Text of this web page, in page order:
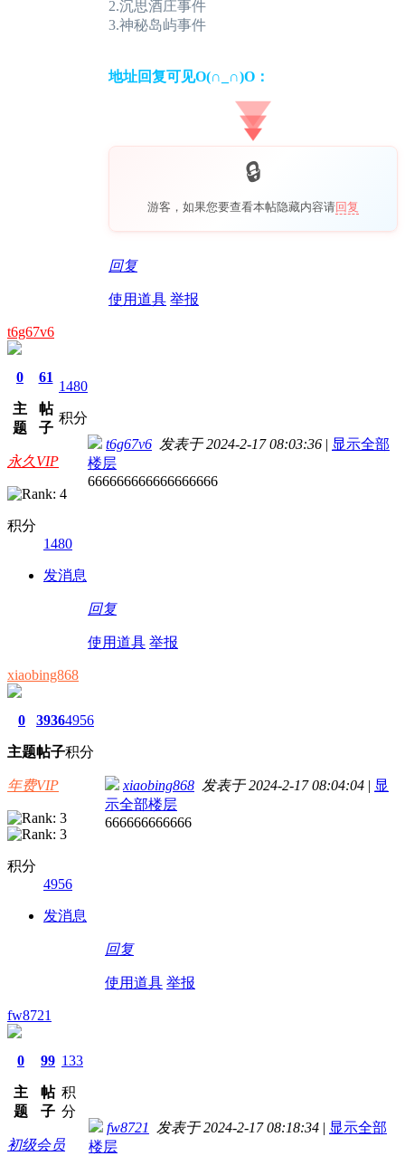
2.沉思酒庄事件
3.神秘岛屿事件
地址回复可见O(∩_∩)O：
游客，如果您要查看本帖隐藏内容请回复
回复
使用道具 举报
t6g67v6
0
主
题
61
帖
子
1480
积分
永久VIP
积分
1480
发消息
t6g67v6 发表于 2024-2-17 08:03:36 | 显示全部
楼层
666666666666666666
回复
使用道具 举报
xiaobing868
0
主题
3936
帖子
4956
积分
年费VIP
积分
4956
发消息
xiaobing868 发表于 2024-2-17 08:04:04 | 显
示全部楼层
666666666666
回复
使用道具 举报
fw8721
0
主
题
99
帖
子
133
积
分
初级会员
fw8721 发表于 2024-2-17 08:18:34 | 显示全部
楼层